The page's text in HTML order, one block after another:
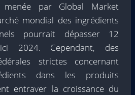
par Global Market
mondial des ingrédients
pourrait dépasser 12
2024. Cependant, des
strictes concernant
dans les produits
entraver la croissance du